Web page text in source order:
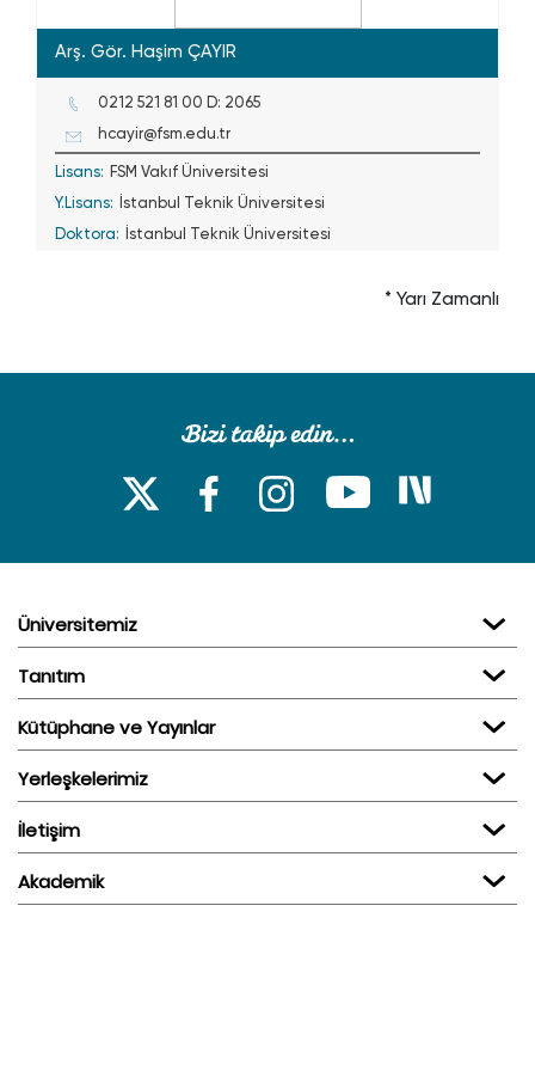
Arş. Gör. Haşim ÇAYIR
0212 521 81 00 D: 2065
hcayir@fsm.edu.tr
Lisans: FSM Vakıf Üniversitesi
Y.Lisans: İstanbul Teknik Üniversitesi
Doktora: İstanbul Teknik Üniversitesi
* Yarı Zamanlı
Üniversitemiz
Tanıtım
Kütüphane ve Yayınlar
Yerleşkelerimiz
İletişim
Akademik